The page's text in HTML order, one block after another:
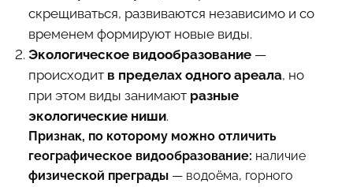
скрещиваться, развиваются независимо и со
временем формируют новые виды.
Экологическое видообразование—
происходит в пределах одного ареала, но
при этом виды занимают разные
экологические ниши.
Признак, по которому можно отличить
географическое видообразование: наличие
физической преграды— водоёма, горного